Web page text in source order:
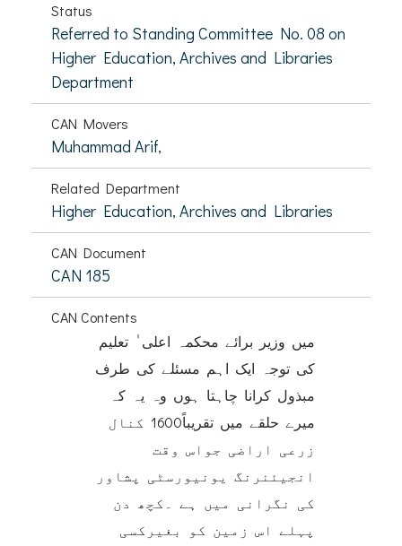
Status
Referred to Standing Committee No. 08 on
Higher Education, Archives and Libraries
Department
CAN Movers
Muhammad Arif,
Related Department
Higher Education, Archives and Libraries
CAN Document
CAN 185
CAN Contents
میں وزیر برائے محکمہ اعلی ٰ تعلیم
کی توجہ ایک اہم مسئلے کی طرف
مبذول کرانا چاہتا ہوں وہ یہ کہ
میرے حلقے میں تقریباً1600 ‏کنال
زرعی اراضی جواس وقت
انجیئنرنگ یونیورسٹی پشاور
کی نگرانی میں ہے ۔کچھ دن
پہلے اس زمین کو بغیرکسی